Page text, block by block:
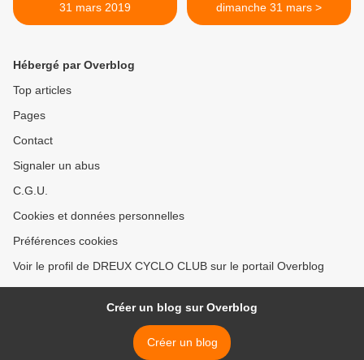
31 mars 2019
dimanche 31 mars >
Hébergé par Overblog
Top articles
Pages
Contact
Signaler un abus
C.G.U.
Cookies et données personnelles
Préférences cookies
Voir le profil de DREUX CYCLO CLUB sur le portail Overblog
Créer un blog sur Overblog
Créer un blog